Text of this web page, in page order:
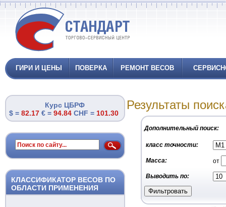
ГИРИ И ЦЕНЫ ПОВЕРКА РЕМОНТ ВЕСОВ
Курс ЦБРФ
$ = 82.17 € = 94.84 CHF = 101.30
КЛАССИФИКАТОР ВЕСОВ ПО
ОБЛАСТИ ПРИМЕНЕНИЯ
Результаты
Дополнительный поиск:
класс точности:
Масса: от
Выводить по: